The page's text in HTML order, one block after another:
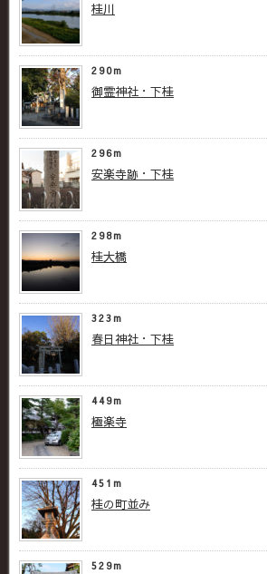
桂川
290m
御霊神社・下桂
296m
安楽寺跡・下桂
298m
桂大橋
323m
春日神社・下桂
449m
極楽寺
451m
桂の町並み
529m